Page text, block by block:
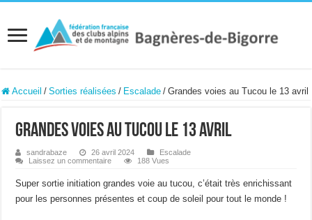
Accueil / Sorties réalisées / Escalade / Grandes voies au Tucou le 13 avril
Grandes voies au Tucou le 13 avril
sandrabaze 26 avril 2024
Escalade
Laissez un commentaire
188 Vues
Super sortie initiation grandes voie au tucou, c’était très enrichissant
pour les personnes présentes et coup de soleil pour tout le monde !